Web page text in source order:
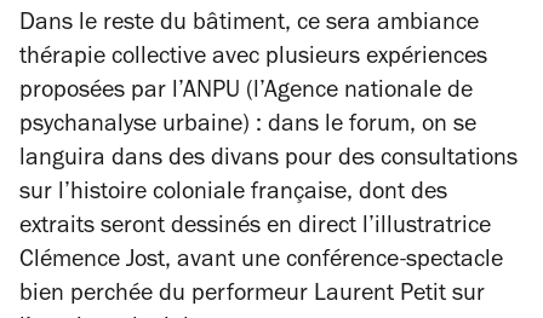
Dans le reste du bâtiment, ce sera ambiance
thérapie collective avec plusieurs expériences
proposées par l’ANPU (l’Agence nationale de
psychanalyse urbaine) : dans le forum, on se
languira dans des divans pour des consultations
sur l’histoire coloniale française, dont des
extraits seront dessinés en direct l’illustratrice
Clémence Jost, avant une conférence-spectacle
bien perchée du performeur Laurent Petit sur